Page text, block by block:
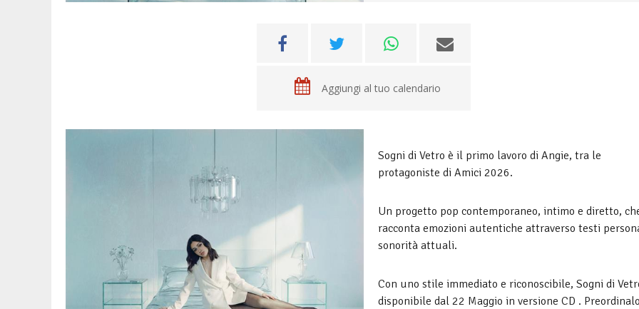
Aggiungi al tuo calendario
Sogni di Vetro è il primo lavoro di Angie, tra le
protagoniste di Amici 2026.
Un progetto pop contemporaneo, intimo e diretto,
racconta emozioni autentiche attraverso testi
sonorità attuali.
Con uno stile immediato e riconoscibile, Sogni di
disponibile dal 22 Maggio in versione CD .